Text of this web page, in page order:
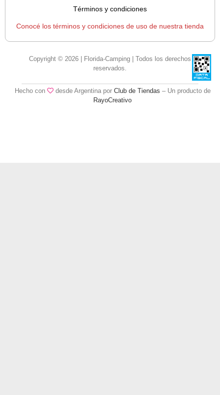
Términos y condiciones
Conocé los términos y condiciones de uso de nuestra tienda
Copyright © 2026 | Florida-Camping | Todos los derechos
reservados.
Hecho con desde Argentina por Club de Tiendas – Un producto de
RayoCreativo